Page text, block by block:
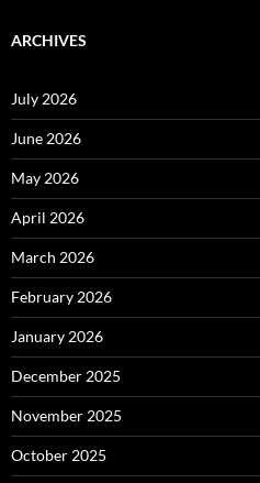
ARCHIVES
July 2026
June 2026
May 2026
April 2026
March 2026
February 2026
January 2026
December 2025
November 2025
October 2025